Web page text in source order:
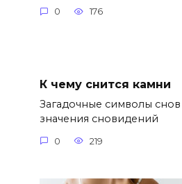
0 176
К чему снится камни
Загадочные символы
значения сновидений
0 219